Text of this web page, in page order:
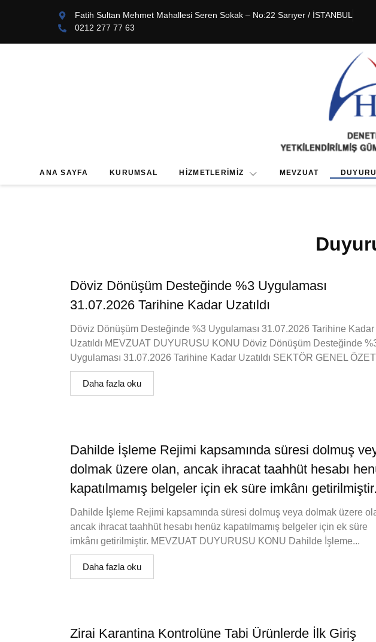
Fatih Sultan Mehmet Mahallesi Seren Sokak – No:22 Sarıyer / İSTANBUL
0212 277 77 63
ANA SAYFA KURUMSAL HIZMETLERIMIZ MEVZUAT
Döviz Dönüşüm Desteğinde %3 Uygulaması
31.07.2026 Tarihine Kadar Uzatıldı
Döviz Dönüşüm Desteğinde %3 Uygulaması 31.07.2026 Tarihine Kadar
Uzatıldı MEVZUAT DUYURUSU KONU Döviz Dönüşüm Desteğinde
Uygulaması 31.07.2026 Tarihine Kadar Uzatıldı SEKTÖR GENEL
Daha fazla oku
Dahilde İşleme Rejimi kapsamında süresi dolmuş
dolmak üzere olan, ancak ihracat taahhüt hesabı
kapatılmamış belgeler için ek süre imkânı getirilmiştir.
Dahilde İşleme Rejimi kapsamında süresi dolmuş veya dolmak üzere
ancak ihracat taahhüt hesabı henüz kapatılmamış belgeler için ek süre
imkânı getirilmiştir. MEVZUAT DUYURUSU KONU Dahilde İşleme...
Daha fazla oku
Zirai Karantina Kontrolüne Tabi Ürünlerde İlk Giriş